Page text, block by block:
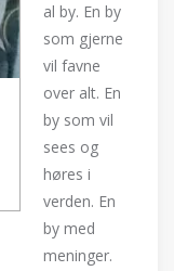
al by. En by
som gjerne
vil favne
over alt. En
by som vil
sees og
høres i
verden. En
by med
meninger.